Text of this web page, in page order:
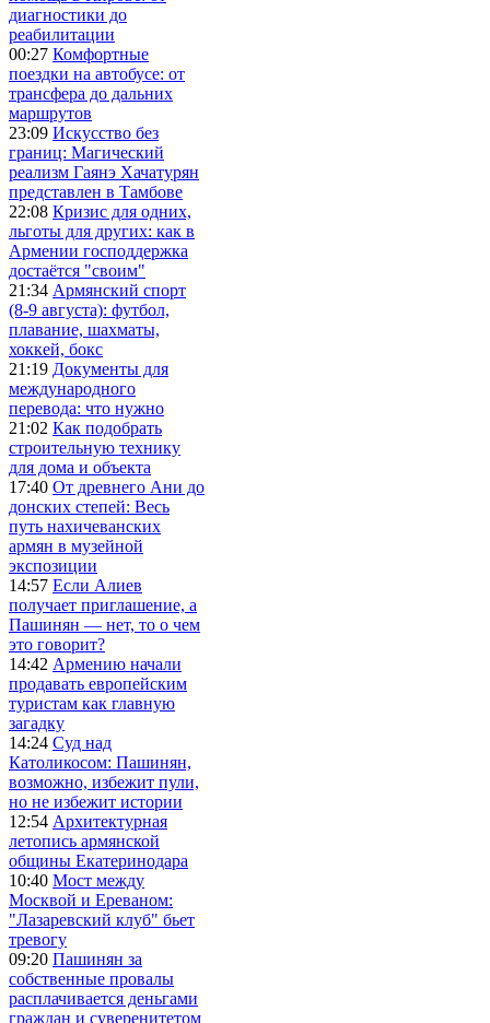
диагностики до
реабилитации
00:27 Комфортные
поездки на автобусе: от
трансфера до дальних
маршрутов
23:09 Искусство без
границ: Магический
реализм Гаянэ Хачатурян
представлен в Тамбове
22:08 Кризис для одних,
льготы для других: как в
Армении господдержка
достаётся "своим"
21:34 Армянский спорт
(8-9 августа): футбол,
плавание, шахматы,
хоккей, бокс
21:19 Документы для
международного
перевода: что нужно
21:02 Как подобрать
строительную технику
для дома и объекта
17:40 От древнего Ани до
донских степей: Весь
путь нахичеванских
армян в музейной
экспозиции
14:57 Если Алиев
получает приглашение, а
Пашинян — нет, то о чем
это говорит?
14:42 Армению начали
продавать европейским
туристам как главную
загадку
14:24 Суд над
Католикосом: Пашинян,
возможно, избежит пули,
но не избежит истории
12:54 Архитектурная
летопись армянской
общины Екатеринодара
10:40 Мост между
Москвой и Ереваном:
"Лазаревский клуб" бьет
тревогу
09:20 Пашинян за
собственные провалы
расплачивается деньгами
граждан и суверенитетом